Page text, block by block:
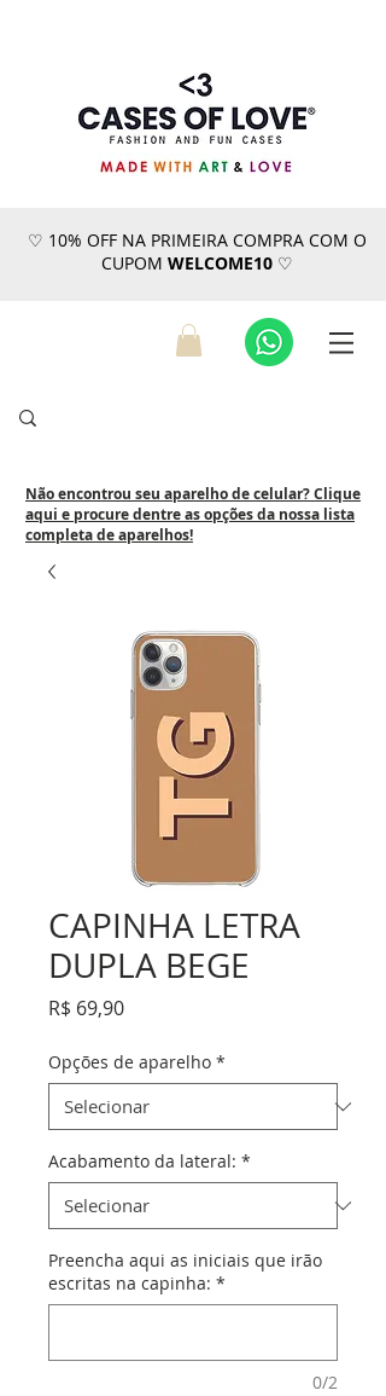
♡ 10% OFF NA PRIMEIRA COMPRA COM O
CUPOM WELCOME10♡
Não encontrou seu aparelho de celular? Clique
aqui e procure dentre as opções da nossa lista
completa de aparelhos!
CAPINHA LETRA
DUPLA BEGE
R$ 69,90Preço
Opções de aparelho *
Acabamento da lateral: *
Preencha aqui as iniciais que irão
escritas na capinha: *
0/2